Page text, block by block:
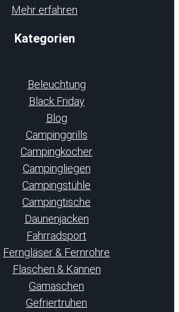
Mehr erfahren
Kategorien
Beleuchtung
Black Friday
Blog
Campinggrills
Campingkocher
Campingliegen
Campingstühle
Campingtische
Daunenjacken
Fahrradsport
Ferngläser & Fernrohre
Flaschen & Kannen
Gamaschen
Gefriertruhen